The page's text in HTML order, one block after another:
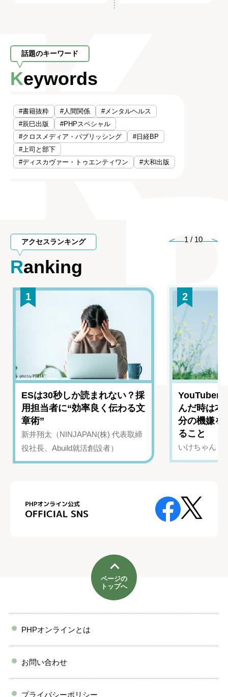
話題のキーワード
Keywords
#書籍抜粋 #人間関係
#メンタルヘルス
#辰巳出版
#PHPスペシャル
#クロスメディア・パブリッシング
#日経BP
#上司と部下
#ディスカヴァー・トゥエンティワン
#大和出版
アクセスランキング
Ranking
1 / 10
1
ESは30秒しか読まれない？採
用担当者に“効率良く伝わる文
章術”
新井翔太（NINJAPAN(株) 代表取締
役社長、Abuild就活創設者）
2
YouTuber
んだ時は
分の機嫌を
ること
いけちゃん（
ページの
トップへ
PHPオンラインとは
お問い合わせ
プライバシーポリシー